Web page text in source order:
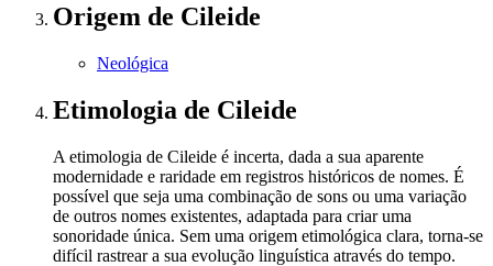
Origem de Cileide
Neológica
Etimologia de Cileide
A etimologia de Cileide é incerta, dada a sua aparente
modernidade e raridade em registros históricos de nomes. É
possível que seja uma combinação de sons ou uma variação
de outros nomes existentes, adaptada para criar uma
sonoridade única. Sem uma origem etimológica clara, torna-se
difícil rastrear a sua evolução linguística através do tempo.